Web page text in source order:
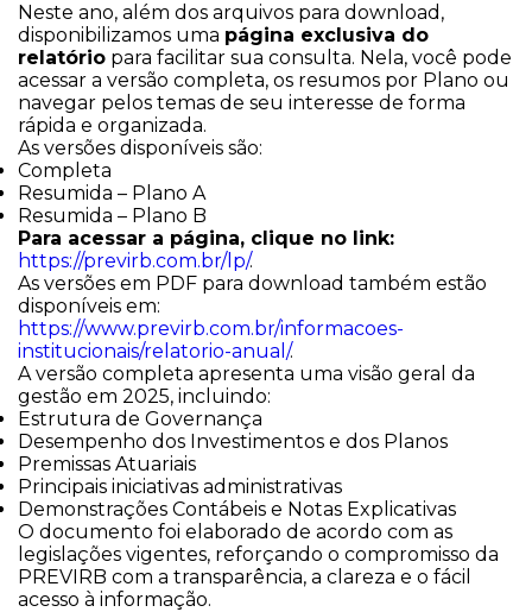
Neste ano, além dos arquivos para download,
disponibilizamos uma página exclusiva do
relatório para facilitar sua consulta. Nela, você pode
acessar a versão completa, os resumos por Plano ou
navegar pelos temas de seu interesse de forma
rápida e organizada.
As versões disponíveis são:
Completa
Resumida – Plano A
Resumida – Plano B
Para acessar a página, clique no link:
https://previrb.com.br/lp/.
As versões em PDF para download também estão
disponíveis em:
https://www.previrb.com.br/informacoes-
institucionais/relatorio-anual/.
A versão completa apresenta uma visão geral da
gestão em 2025, incluindo:
Estrutura de Governança
Desempenho dos Investimentos e dos Planos
Premissas Atuariais
Principais iniciativas administrativas
Demonstrações Contábeis e Notas Explicativas
O documento foi elaborado de acordo com as
legislações vigentes, reforçando o compromisso da
PREVIRB com a transparência, a clareza e o fácil
acesso à informação.